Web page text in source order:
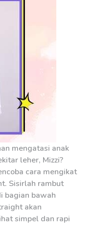
mengatasi anak
leher, Mizzi?
cara mengikat
Sisirlah rambut
bagian bawah
akan
simpel dan rapi